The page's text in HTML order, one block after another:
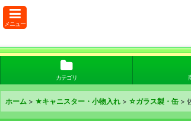
メニュー
カテゴリ
ホーム > ★キャニスター・小物入れ > ☆ガラス製・缶 >